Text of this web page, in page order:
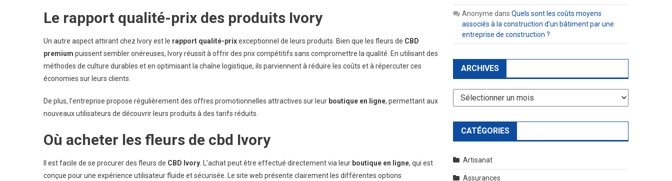
Le rapport qualité-prix des produits Ivory
Un autre aspect attirant chez Ivory est le rapport qualité-prixexceptionnel de leurs produits. Bien que les fleurs de CBD
premium puissent sembler onéreuses, Ivory réussit à offrir des prix compétitifs sans compromettre la qualité. En utilisant des
méthodes de culture durables et en optimisant la chaîne logistique, ils parviennent à réduire les coûts et à répercuter ces
économies sur leurs clients.
De plus, l’entreprise propose régulièrement des offres promotionnelles attractives sur leur boutique en ligne, permettant aux
nouveaux utilisateurs de découvrir leurs produits à des tarifs réduits.
Où acheter les fleurs de cbd Ivory
Il est facile de se procurer des fleurs de CBD Ivory . L’achat peut être effectué directement via leur boutique en ligne, qui est
conçue pour une expérience utilisateur fluide et sécurisée. Le site web présente clairement les différentes options
Anonyme dans Quels sont les coûts moyens
associés à la construction d’un bâtiment par une
entreprise de construction ?
ARCHIVES
Archives
CATÉGORIES
Artisanat
Assurances